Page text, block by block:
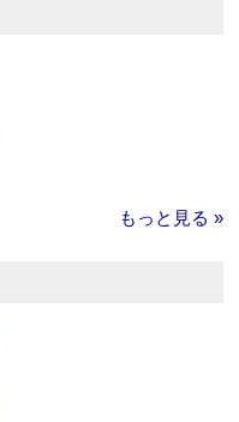
もっと見る »